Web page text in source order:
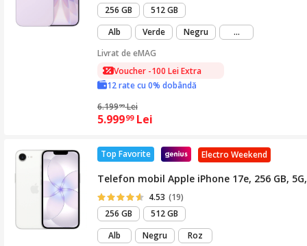
256 GB
512 GB
Alb
Verde Negru ...mai
Livrat deeMAG
Voucher -100 Lei Extra
12 rate cu 0% dobândă
6.19999 Lei
5.99999 Lei
Electro Weekend
Top Favorite
Telefon mobil Apple iPhone 17e, 256 GB,
4.53 (19)
256 GB
512 GB
Alb
Negru
Roz